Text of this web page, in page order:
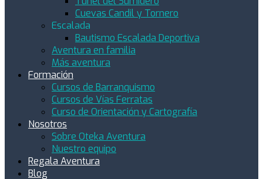
Cuevas Candil y Tornero
Escalada
Bautismo Escalada Deportiva
Aventura en familia
Más aventura
Formación
Cursos de Barranquismo
Cursos de Vías Ferratas
Curso de Orientación y Cartografía
Nosotros
Sobre Oteka Aventura
Nuestro equipo
Regala Aventura
Blog